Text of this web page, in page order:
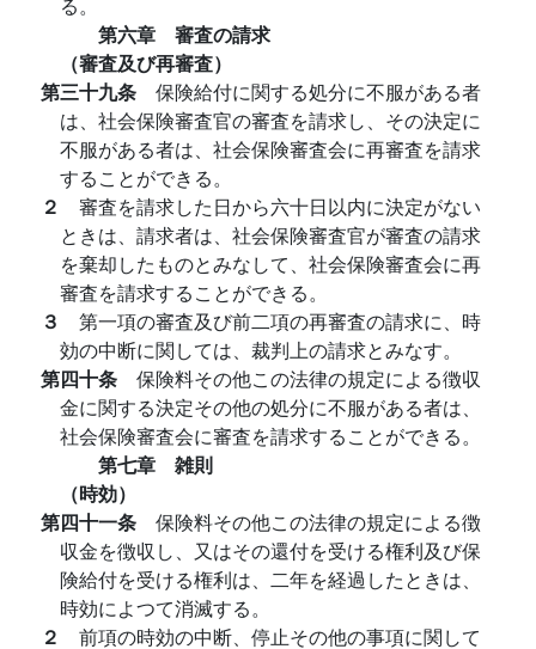
第六章 審査の請求
（審査及び再審査）
第三十九条 保険給付に関する処分に不服がある者
は、社会保険審査官の審査を請求し、その決定に
不服がある者は、社会保険審査会に再審査を請求
することができる。
２ 審査を請求した日から六十日以内に決定がない
ときは、請求者は、社会保険審査官が審査の請求
を棄却したものとみなして、社会保険審査会に再
審査を請求することができる。
３ 第一項の審査及び前二項の再審査の請求に、時
効の中断に関しては、裁判上の請求とみなす。
第四十条 保険料その他この法律の規定による徴収
金に関する決定その他の処分に不服がある者は、
社会保険審査会に審査を請求することができる。
第七章 雑則
（時効）
第四十一条 保険料その他この法律の規定による徴
収金を徴収し、又はその還付を受ける権利及び保
険給付を受ける権利は、二年を経過したときは、
時効によつて消滅する。
２ 前項の時効の中断、停止その他の事項に関して